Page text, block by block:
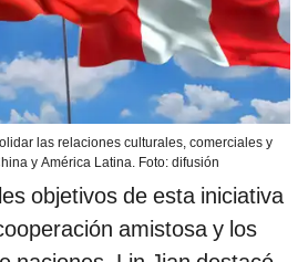
las relaciones culturales, comerciales y
y América Latina. Foto: difusión
objetivos de esta iniciativa
amistosa y los